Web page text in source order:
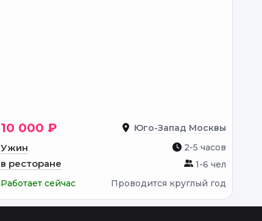
10 000 ₽ Юго-Запад Москвы
Ужин
в ресторане
2-5 часов
1-6 чел
Работает сейчас
Проводится круглый год